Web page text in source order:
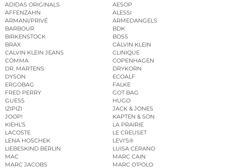
ADIDAS ORIGINALS
AESOP
AFFENZAHN
ALESSI
ARMANI/PRIVÉ
ARMEDANGELS
BARBOUR
BDK
BIRKENSTOCK
BOSS
BRAX
CALVIN KLEIN
CALVIN KLEIN JEANS
CLINIQUE
COMMA
COPENHAGEN
DR. MARTENS
DRYKORN
DYSON
ECOALF
ERGOBAG
FALKE
FRED PERRY
GOT BAG
GUESS
HUGO
IZIPIZI
JACK & JONES
JOOP!
KAPTEN & SON
KIEHL’S
LA PRAIRIE
LACOSTE
LE CREUSET
LENA HOSCHEK
LEVI’S®
LIEBESKIND BERLIN
LUISA CERANO
MAC
MARC CAIN
MARC JACOBS
MARC O’POLO